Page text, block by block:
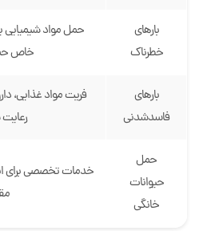
بارهای
خطرناک
حمل مواد شیمیایی
خاص
بارهای
فاسدشدنی
فریت مواد غذایی،
حمل
حیوانات
خانگی
خدمات تخصصی برای